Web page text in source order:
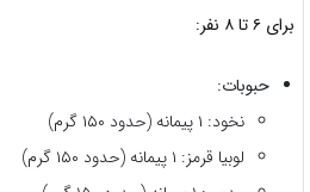
برای ۶ تا ۸ نفر:
حبوبات:
نخود: ۱ پیمانه (حدود ۱۵۰ گرم)
لوبیا قرمز: ۱ پیمانه (حدود ۱۵۰ گرم)